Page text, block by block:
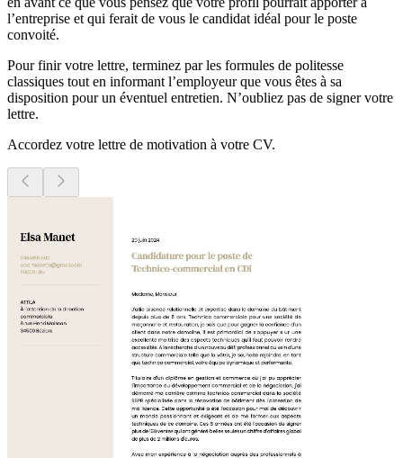
l’entreprise et qui ferait de vous le candidat idéal pour le poste
convoité.
Pour finir votre lettre, terminez par les formules de politesse
classiques tout en informant l’employeur que vous êtes à sa
disposition pour un éventuel entretien. N’oubliez pas de signer votre
lettre.
Accordez votre lettre de motivation à votre CV.